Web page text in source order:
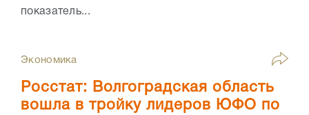
показатель...
Экономика
Росстат: Волгоградская область
вошла в тройку лидеров ЮФО по